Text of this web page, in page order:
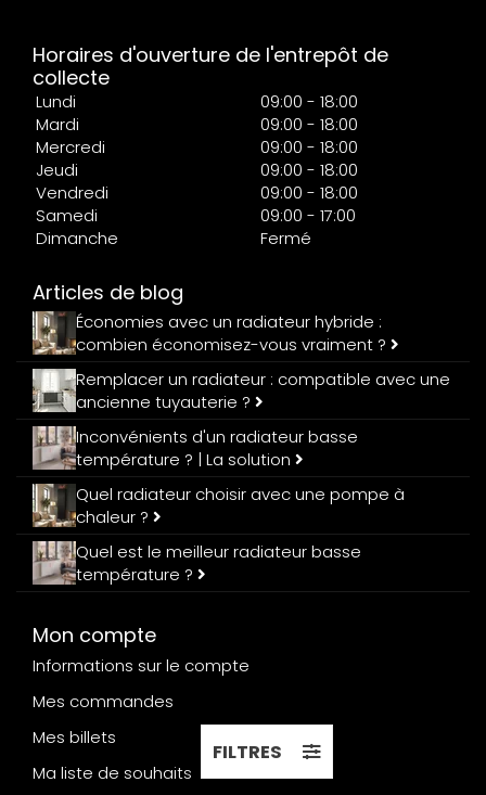
Horaires d'ouverture de l'entrepôt de
collecte
Lundi
09:00 - 18:00
Mardi
09:00 - 18:00
Mercredi
09:00 - 18:00
Jeudi
09:00 - 18:00
Vendredi
09:00 - 18:00
Samedi
09:00 - 17:00
Dimanche
Fermé
Articles de blog
Économies avec un radiateur hybride :
combien économisez-vous vraiment ?
Remplacer un radiateur : compatible avec une
ancienne tuyauterie ?
Inconvénients d'un radiateur basse
température ? | La solution
Quel radiateur choisir avec une pompe à
chaleur ?
Quel est le meilleur radiateur basse
température ?
Mon compte
Informations sur le compte
Mes commandes
Mes billets
Ma liste de souhaits
FILTRES